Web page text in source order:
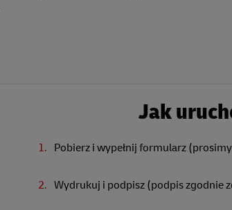
Jak
Pobierz i wypełnij formularz
Wydrukuj i podpisz (podpis zgodnie